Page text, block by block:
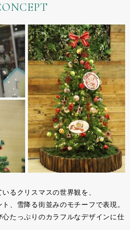
るクリスマスの世界観を、
、雪降る街並みのモチーフで表現。
たっぷりのカラフルなデザインに仕